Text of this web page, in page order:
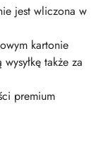
jest wliczona w
kartonie
także za
premium